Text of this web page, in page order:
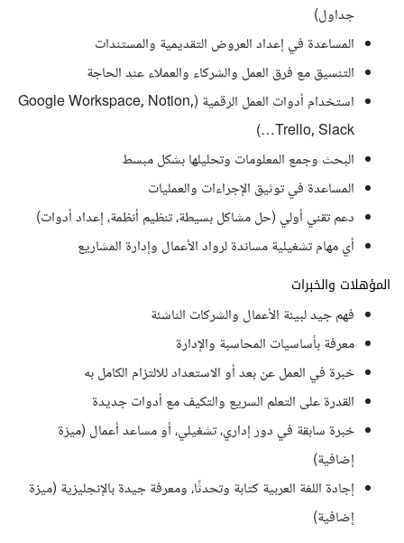
جداول)
المساعدة في إعداد العروض التقديمية والمستندات
التنسيق مع فرق العمل والشركاء والعملاء عند الحاجة
استخدام أدوات العمل الرقمية (Google Workspace, Notion,
Trello, Slack…)
البحث وجمع المعلومات وتحليلها بشكل مبسط
المساعدة في توثيق الإجراءات والعمليات
دعم تقني أولي (حل مشاكل بسيطة، تنظيم أنظمة، إعداد أدوات)
أي مهام تشغيلية مساندة لرواد الأعمال وإدارة المشاريع
المؤهلات والخبرات
فهم جيد لبيئة الأعمال والشركات الناشئة
معرفة بأساسيات المحاسبة والإدارة
خبرة في العمل عن بعد أو الاستعداد للالتزام الكامل به
القدرة على التعلم السريع والتكيف مع أدوات جديدة
خبرة سابقة في دور إداري، تشغيلي، أو مساعد أعمال (ميزة
إضافية)
إجادة اللغة العربية كتابة وتحدثًا، ومعرفة جيدة بالإنجليزية (ميزة
إضافية)